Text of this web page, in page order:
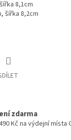
8,1cm
šířka 8,2cm
zdarma
Kč na výdejní místa